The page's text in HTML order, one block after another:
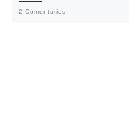
2 Comentarios